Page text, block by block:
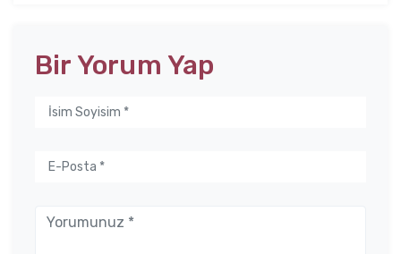
Bir Yorum Yap